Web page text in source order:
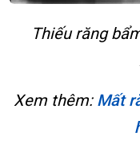
Thiếu răng
Xem thêm: Mất